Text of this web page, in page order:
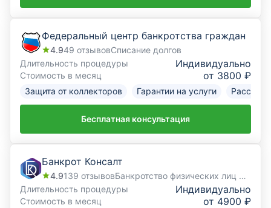
Федеральный центр банкротства граждан
4.949 отзывовСписание долгов
Длительность процедуры
Индивидуально
Стоимость в месяц от 3800 ₽
Защита от коллекторов Гарантии на услуги
Бесплатная консультация
Банкрот Консалт
4.9139 отзывов
Банкротство физических лиц под ключ
Длительность процедуры
Индивидуально
Стоимость в месяц от 4900 ₽